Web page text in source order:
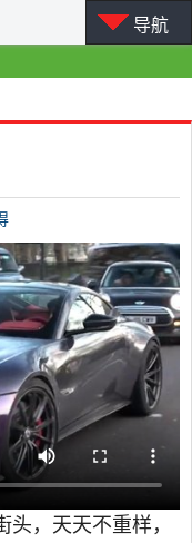
导航
，天天不重样，